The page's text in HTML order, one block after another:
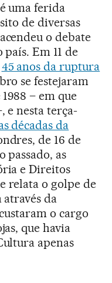
uma ferida
de diversas
o debate
Em 11 de
45 anos da ruptura
se festejaram
– em que
e nesta terça-
décadas da
de 16 de
passado, as
e Direitos
relata o golpe de
através da
o cargo
que havia
apenas